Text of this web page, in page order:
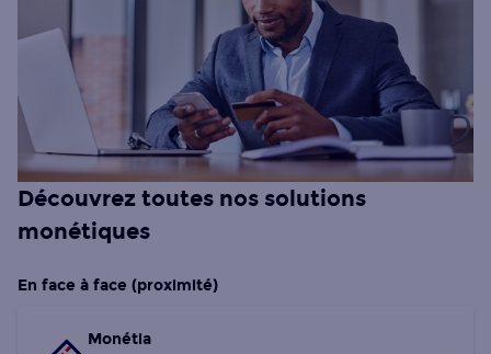
Découvrez toutes nos solutions
monétiques
En face à face (proximité)
Monétia